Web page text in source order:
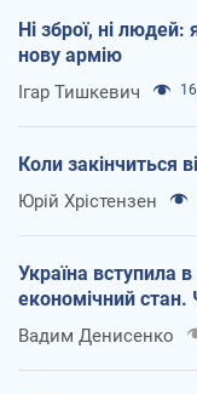
Ні зброї, ні
нову армію
Ігар Тишкевич
Коли закінчиться
Юрій Хрістензен
Україна вступила
економічний стан.
Вадим Денисенко